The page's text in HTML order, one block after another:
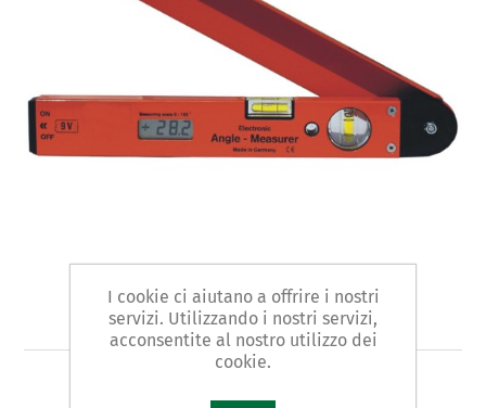
Art. 662 - squadra
I cookie ci aiutano a offrire i nostri
servizi. Utilizzando i nostri servizi,
acconsentite al nostro utilizzo dei
cookie.